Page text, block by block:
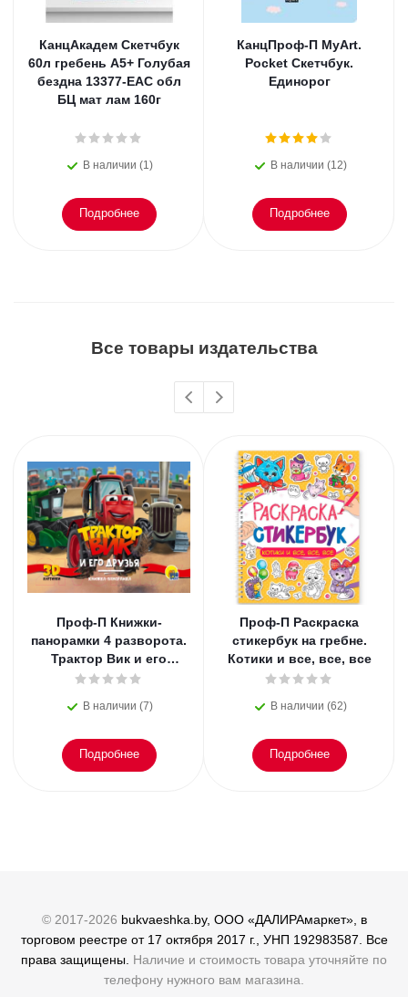
КанцАкадем Скетчбук
60л гребень А5+ Голубая
бездна 13377-EAC обл
БЦ мат лам 160г
В наличии (1)
Подробнее
КанцПроф-П MyArt.
Pocket Скетчбук.
Единорог
В наличии (12)
Подробнее
Все товары издательства
Проф-П Книжки-
панорамки 4 разворота.
Трактор Вик и его
друзья
В наличии (7)
Подробнее
Проф-П Раскраска
стикербук на гребне.
Котики и все, все, все
В наличии (62)
Подробнее
© 2017-2026 bukvaeshka.by, ООО «ДАЛИРАмаркет», в
торговом реестре от 17 октября 2017 г., УНП 192983587. Все
права защищены. Наличие и стоимость товара уточняйте по
телефону нужного вам магазина.